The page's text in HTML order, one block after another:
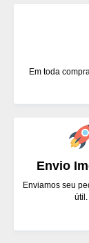
Envio
Enviamos seu
útil.
Em toda